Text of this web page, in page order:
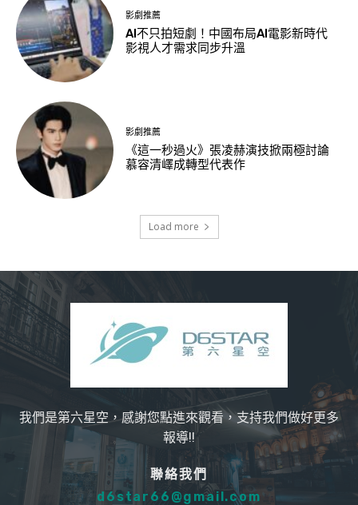
影劇推薦
AI不只拍短劇！中國布局AI電影新時代
影視人才需求同步升溫
影劇推薦
《這一秒過火》張凌赫演技掀兩極討論
慕容清嶧成轉型代表作
Load more
我們是第六星空，感謝您點進來觀看，支持我們做好更多
報導!!
聯絡我們
d6star66@gmail.com